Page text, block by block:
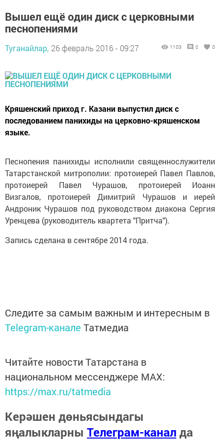
Вышел ещё один диск с церковными
песнопениями
Туганайлар, 26 февраль 2016 - 09:27 1103 0 0
Кряшенский приход г. Казани выпустил диск с
последованием панихиды на церковно-кряшенском
языке.
Песнопения панихиды исполнили священнослужители
Татарстанской митрополии: протоиерей Павел Павлов,
протоиерей Павел Чурашов, протоиерей Иоанн
Визгалов, протоиерей Димитрий Чурашов и иерей
Андроник Чурашов под руководством диакона Сергия
Уренцева (руководитель квартета "Притча").
Запись сделана в сентябре 2014 года.
Следите за самым важным и интересным в
Telegram-канале Татмедиа
Читайте новости Татарстана в
национальном мессенджере MАХ:
https://max.ru/tatmedia
Керәшен дөньясындагы
яңалыкларны Телеграм-каналда